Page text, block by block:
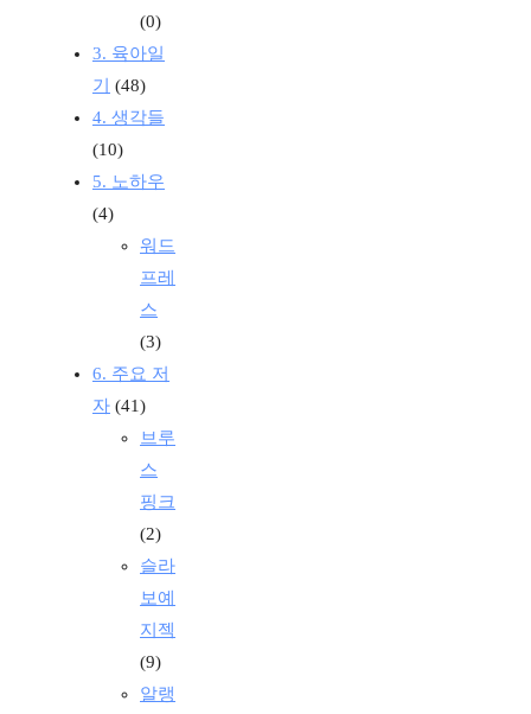
(0)
3. 육아일
기
(48)
4. 생각들
(10)
5. 노하우
(4)
워드
프레
스
(3)
6. 주요 저
자 (41)
브루
스
핑크
(2)
슬라
보예
지젝
(9)
알랭